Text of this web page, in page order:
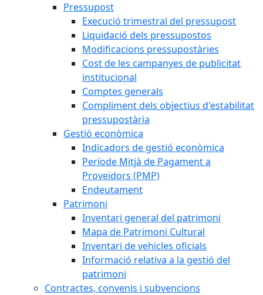
Pressupost
Execució trimestral del pressupost
Liquidació dels pressupostos
Modificacions pressupostàries
Cost de les campanyes de publicitat
institucional
Comptes generals
Compliment dels objectius d'estabilitat
pressupostària
Gestió econòmica
Indicadors de gestió econòmica
Període Mitjà de Pagament a
Proveïdors (PMP)
Endeutament
Patrimoni
Inventari general del patrimoni
Mapa de Patrimoni Cultural
Inventari de vehicles oficials
Informació relativa a la gestió del
patrimoni
Contractes, convenis i subvencions